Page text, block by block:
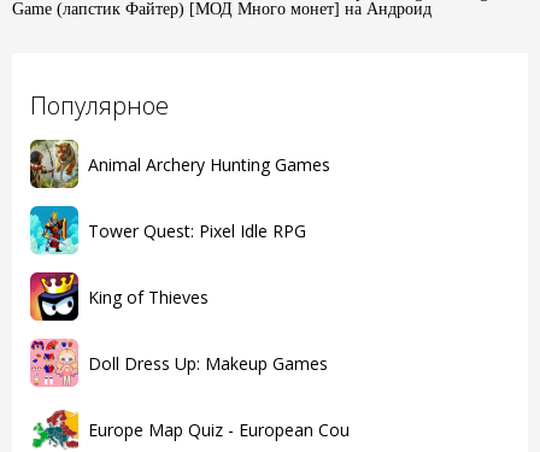
Популярное
Animal Archery Hunting Games
Tower Quest: Pixel Idle RPG
King of Thieves
Doll Dress Up: Makeup Games
Europe Map Quiz - European Cou
Game (лапстик Файтер) [МОД Много монет] на Андроид